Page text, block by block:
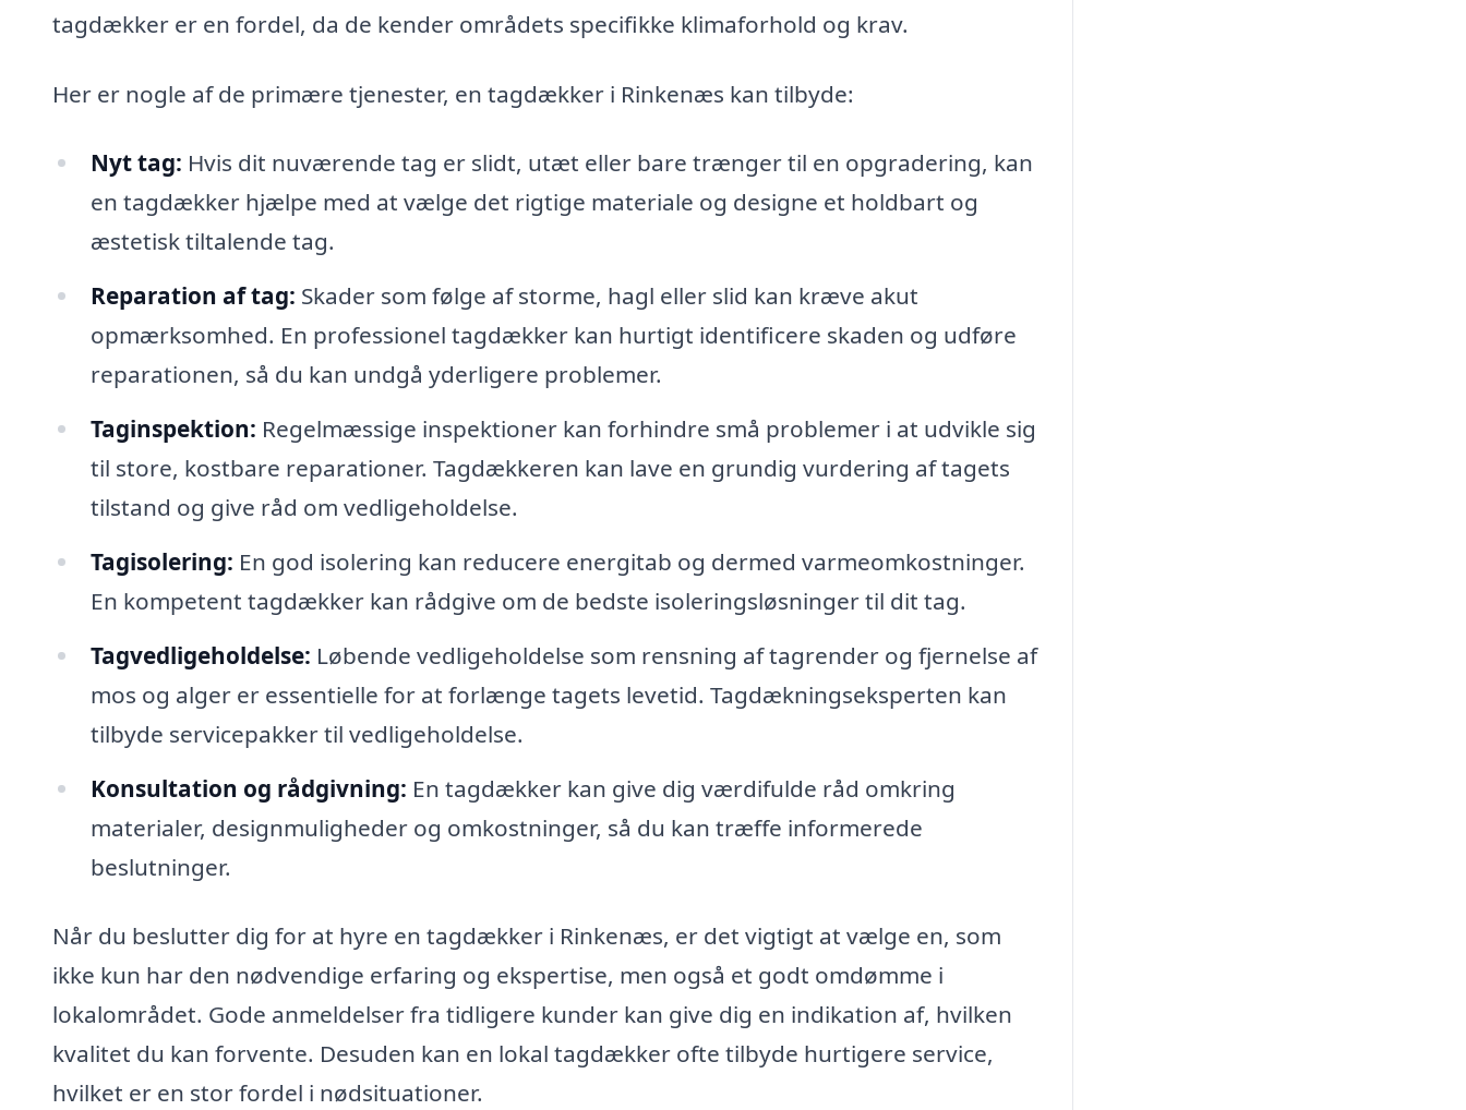
tagdækker er en fordel, da de kender områdets specifikke klimaforhold og krav.
Her er nogle af de primære tjenester, en tagdækker i Rinkenæs kan tilbyde:
Nyt tag: Hvis dit nuværende tag er slidt, utæt eller bare trænger til en opgradering, kan
en tagdækker hjælpe med at vælge det rigtige materiale og designe et holdbart og
æstetisk tiltalende tag.
Reparation af tag: Skader som følge af storme, hagl eller slid kan kræve akut
opmærksomhed. En professionel tagdækker kan hurtigt identificere skaden og udføre
reparationen, så du kan undgå yderligere problemer.
Taginspektion: Regelmæssige inspektioner kan forhindre små problemer i at udvikle sig
til store, kostbare reparationer. Tagdækkeren kan lave en grundig vurdering af tagets
tilstand og give råd om vedligeholdelse.
Tagisolering: En god isolering kan reducere energitab og dermed varmeomkostninger.
En kompetent tagdækker kan rådgive om de bedste isoleringsløsninger til dit tag.
Tagvedligeholdelse: Løbende vedligeholdelse som rensning af tagrender og fjernelse af
mos og alger er essentielle for at forlænge tagets levetid. Tagdækningseksperten kan
tilbyde servicepakker til vedligeholdelse.
Konsultation og rådgivning: En tagdækker kan give dig værdifulde råd omkring
materialer, designmuligheder og omkostninger, så du kan træffe informerede
beslutninger.
Når du beslutter dig for at hyre en tagdækker i Rinkenæs, er det vigtigt at vælge en, som
ikke kun har den nødvendige erfaring og ekspertise, men også et godt omdømme i
lokalområdet. Gode anmeldelser fra tidligere kunder kan give dig en indikation af, hvilken
kvalitet du kan forvente. Desuden kan en lokal tagdækker ofte tilbyde hurtigere service,
hvilket er en stor fordel i nødsituationer.